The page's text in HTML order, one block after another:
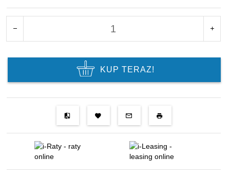
KUP TERAZ!